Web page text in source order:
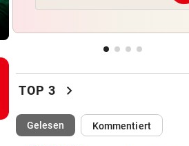
entdecken das
gegen
nicht zurück!“
jetzt ungültig?
Liebe Regierung, das ist jetzt
genug heiße Luft!
TOP 3 chevron_right
Gelesen(ausgewählt)Kommentiert